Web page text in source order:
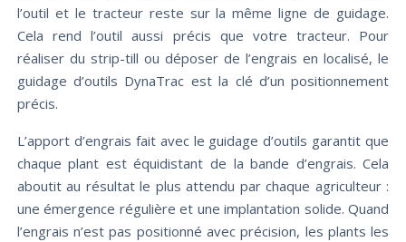
l’outil et le tracteur reste sur la même ligne de guidage.
Cela rend l’outil aussi précis que votre tracteur. Pour
réaliser du strip-till ou déposer de l’engrais en localisé, le
guidage d’outils DynaTrac est la clé d’un positionnement
précis.
L’apport d’engrais fait avec le guidage d’outils garantit que
chaque plant est équidistant de la bande d’engrais. Cela
aboutit au résultat le plus attendu par chaque agriculteur :
une émergence régulière et une implantation solide. Quand
l’engrais n’est pas positionné avec précision, les plants les